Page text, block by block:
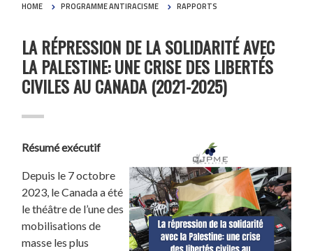
HOME PROGRAMME ANTIRACISME RAPPORTS
LA RÉPRESSION DE LA SOLIDARITÉ AVEC
LA PALESTINE: UNE CRISE DES LIBERTÉS
CIVILES AU CANADA (2021-2025)
Résumé exécutif
Depuis le 7 octobre
2023, le Canada a été
le théâtre de l’une des
mobilisations de
masse les plus